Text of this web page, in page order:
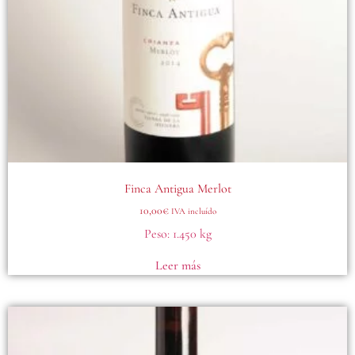
Finca Antigua Merlot
10,00€ IVA incluído
Peso:1.450 kg
Leer más